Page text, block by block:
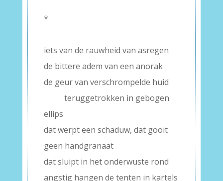
*
iets van de rauwheid van asregen
de bittere adem van een anorak
de geur van verschrompelde huid
teruggetrokken in gebogen
ellips
dat werpt een schaduw, dat gooit
geen handgranaat
dat sluipt in het onderwuste rond
angstig hangen de tenten in kartels